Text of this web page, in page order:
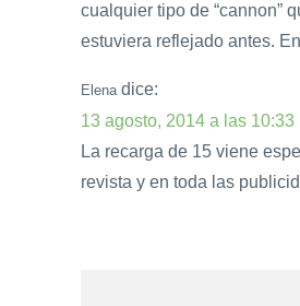
cualquier tipo de “cannon”
estuviera reflejado antes.
Elena dice:
13 agosto, 2014 a las 10:33
La recarga de 15 viene
revista y en toda las